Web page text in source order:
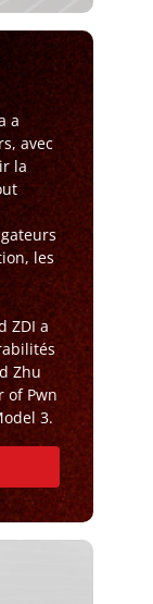
a
avec
la
les
ZDI a
Zhu
of Pwn
3.